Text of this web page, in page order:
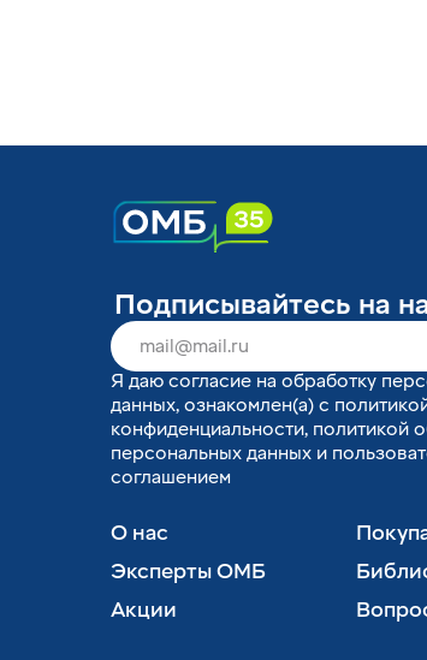
Подписывайтесь на
Я даю согласие на обработку
данных, ознакомлен(а) с
конфиденциальности, политикой
персональных данных и
соглашением
О нас
Эксперты ОМБ
Акции